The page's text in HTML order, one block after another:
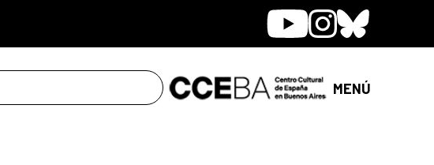
YoutubeInstagram
Bluesky
MENÚ